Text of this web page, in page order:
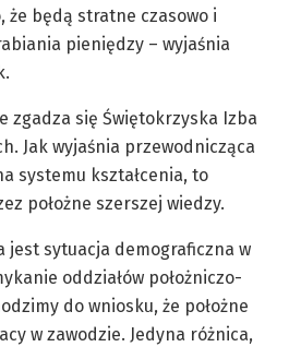
że będą stratne czasowo i
pieniędzy – wyjaśnia
zgadza się Świętokrzyska Izba
Jak wyjaśnia przewodnicząca
systemu kształcenia, to
położne szerszej wiedzy.
jest sytuacja demograficzna w
oddziałów położniczo-
do wniosku, że położne
w zawodzie. Jedyna różnica,